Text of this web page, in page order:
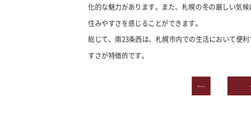
化的な魅力があります。また、札幌の冬の厳しい気
住みやすさを感じることができます。
総じて、南23条西は、札幌市内での生活において便
すさが特徴的です。